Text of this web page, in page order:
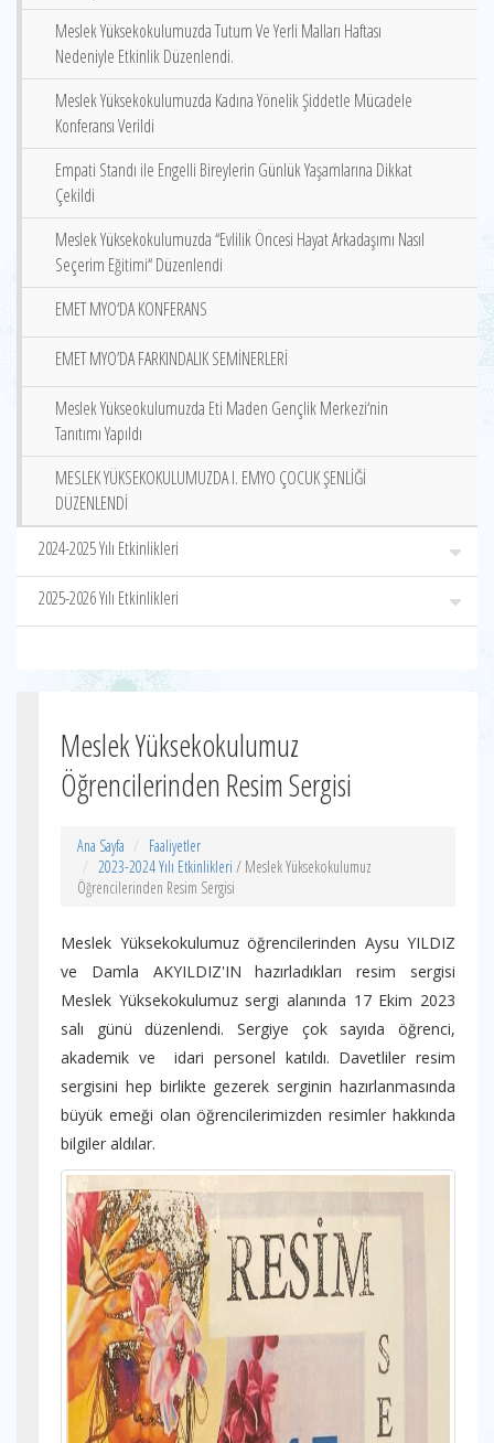
Meslek Yüksekokulumuzda Tutum Ve Yerli Malları Haftası
Nedeniyle Etkinlik Düzenlendi.
Meslek Yüksekokulumuzda Kadına Yönelik Şiddetle Mücadele
Konferansı Verildi
Empati Standı ile Engelli Bireylerin Günlük Yaşamlarına Dikkat
Çekildi
Meslek Yüksekokulumuzda ‘‘Evlilik Öncesi Hayat Arkadaşımı Nasıl
Seçerim Eğitimi‘‘ Düzenlendi
EMET MYO‘DA KONFERANS
EMET MYO’DA FARKINDALIK SEMİNERLERİ
Meslek Yükseokulumuzda Eti Maden Gençlik Merkezi‘nin
Tanıtımı Yapıldı
MESLEK YÜKSEKOKULUMUZDA I. EMYO ÇOCUK ŞENLİĞİ
DÜZENLENDİ
2024-2025 Yılı Etkinlikleri
2025-2026 Yılı Etkinlikleri
Meslek Yüksekokulumuz
Öğrencilerinden Resim Sergisi
Ana Sayfa
Faaliyetler
2023-2024 Yılı Etkinlikleri / Meslek Yüksekokulumuz
Öğrencilerinden Resim Sergisi
Meslek Yüksekokulumuz öğrencilerinden Aysu YILDIZ
ve Damla AKYILDIZ'IN hazırladıkları resim sergisi
Meslek Yüksekokulumuz sergi alanında 17 Ekim 2023
salı günü düzenlendi. Sergiye çok sayıda öğrenci,
akademik ve idari personel katıldı. Davetliler resim
sergisini hep birlikte gezerek serginin hazırlanmasında
büyük emeği olan öğrencilerimizden resimler hakkında
bilgiler aldılar.